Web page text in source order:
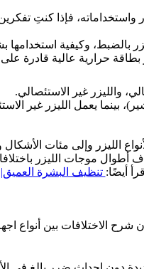
فإذا كنتِ
بالضبط، وكيفية
حرارية عالية قادرة
والليزر غير الاستئصالي.
بينما يعمل الليزر غير
الليزر وإلى مئات
أطوال موجات الليزر
اقرأ أيضًا: تنظيف البشرة
شرح الاختلافات بين أنواع